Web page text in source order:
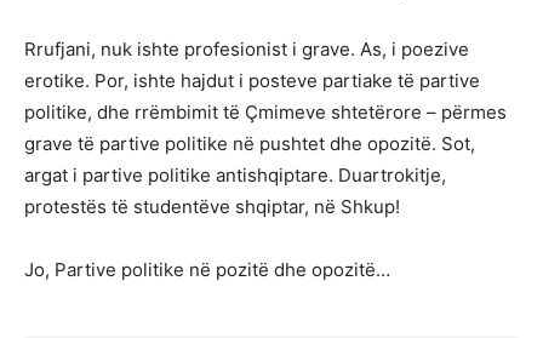
Rrufjani, nuk ishte profesionist i grave. As, i poezive
erotike. Por, ishte hajdut i posteve partiake të partive
politike, dhe rrëmbimit të Çmimeve shtetërore – përmes
grave të partive politike në pushtet dhe opozitë. Sot,
argat i partive politike antishqiptare. Duartrokitje,
protestës të studentëve shqiptar, në Shkup!
Jo, Partive politike në pozitë dhe opozitë…